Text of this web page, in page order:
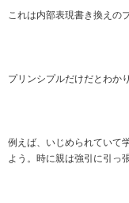
これは内部表現書き換えの
プリンシプルだけだとわか
例えば、いじめられていて
よう。時に親は強引に引っ